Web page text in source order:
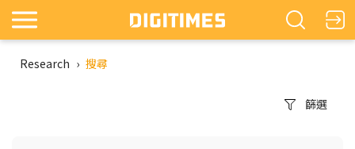
Research › 搜尋
篩選